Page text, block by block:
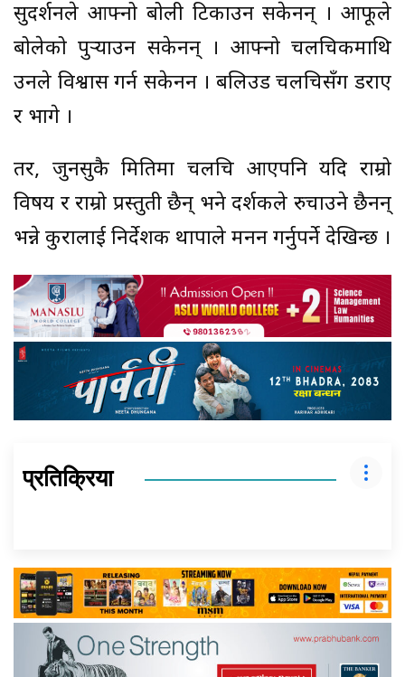
सुदर्शनले आफ्नो बोली टिकाउन सकेनन् । आफूले
बोलेको पुर्‍याउन सकेनन् । आफ्नो चलचित्रकमाथि
उनले विश्वास गर्न सकेनन । बलिउड चलचित्रसँग डराए
र भागे ।
तर, जुनसुकै मितिमा चलचित्र आएपनि यदि राम्रो
विषय र राम्रो प्रस्तुती छैन् भने दर्शकले रुचाउने छैनन्
भन्ने कुरालाई निर्देशक थापाले मनन गर्नुपर्ने देखिन्छ ।
प्रतिक्रिया